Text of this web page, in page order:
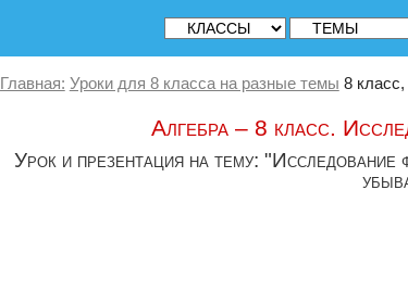
Главная: Уроки для 8 класса на разные темы 8
Алгебра – 8 класс.
Урок и презентация на тему: